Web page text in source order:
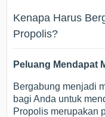
Kenapa Harus
Propolis?
Peluang Mendapat
Bergabung menjadi
bagi Anda untuk
Propolis merupakan